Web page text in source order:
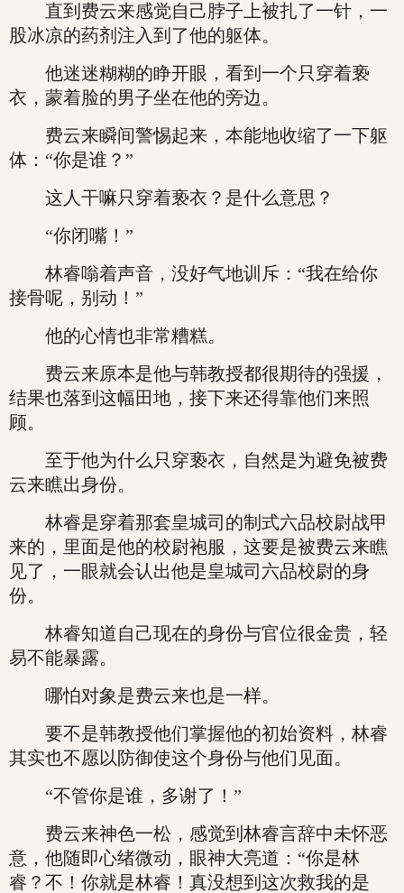
直到费云来感觉自己脖子上被扎了一针，一
股冰凉的药剂注入到了他的躯体。
他迷迷糊糊的睁开眼，看到一个只穿着亵
衣，蒙着脸的男子坐在他的旁边。
费云来瞬间警惕起来，本能地收缩了一下躯
体：“你是谁？”
这人干嘛只穿着亵衣？是什么意思？
“你闭嘴！”
林睿嗡着声音，没好气地训斥：“我在给你
接骨呢，别动！”
他的心情也非常糟糕。
费云来原本是他与韩教授都很期待的强援，
结果也落到这幅田地，接下来还得靠他们来照
顾。
至于他为什么只穿亵衣，自然是为避免被费
云来瞧出身份。
林睿是穿着那套皇城司的制式六品校尉战甲
来的，里面是他的校尉袍服，这要是被费云来瞧
见了，一眼就会认出他是皇城司六品校尉的身
份。
林睿知道自己现在的身份与官位很金贵，轻
易不能暴露。
哪怕对象是费云来也是一样。
要不是韩教授他们掌握他的初始资料，林睿
其实也不愿以防御使这个身份与他们见面。
“不管你是谁，多谢了！”
费云来神色一松，感觉到林睿言辞中未怀恶
意，他随即心绪微动，眼神大亮道：“你是林
睿？不！你就是林睿！真没想到这次救我的是